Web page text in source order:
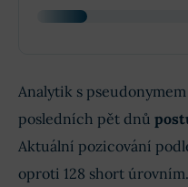
Analytik s
posledních pět dnů
Aktuální pozicování
oproti 128 short